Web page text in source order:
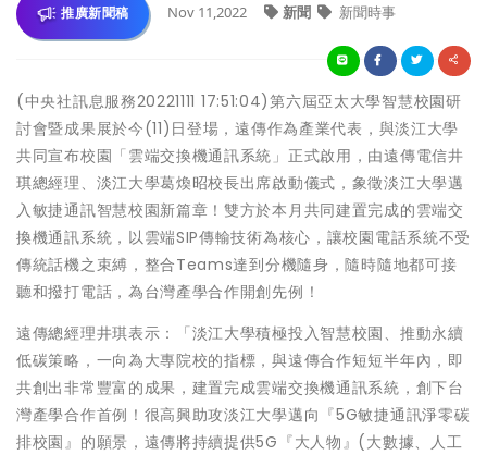
推廣新聞稿 Nov 11,2022 新聞 新聞時事
(中央社訊息服務20221111 17:51:04)第六屆亞太大學智慧校園研
討會暨成果展於今(11)日登場，遠傳作為產業代表，與淡江大學
共同宣布校園「雲端交換機通訊系統」正式啟用，由遠傳電信井
琪總經理、淡江大學葛煥昭校長出席啟動儀式，象徵淡江大學邁
入敏捷通訊智慧校園新篇章！雙方於本月共同建置完成的雲端交
換機通訊系統，以雲端SIP傳輸技術為核心，讓校園電話系統不受
傳統話機之束縛，整合Teams達到分機隨身，隨時隨地都可接
聽和撥打電話，為台灣產學合作開創先例！
遠傳總經理井琪表示：「淡江大學積極投入智慧校園、推動永續
低碳策略，一向為大專院校的指標，與遠傳合作短短半年內，即
共創出非常豐富的成果，建置完成雲端交換機通訊系統，創下台
灣產學合作首例！很高興助攻淡江大學邁向『5G敏捷通訊淨零碳
排校園』的願景，遠傳將持續提供5G『大人物』(大數據、人工